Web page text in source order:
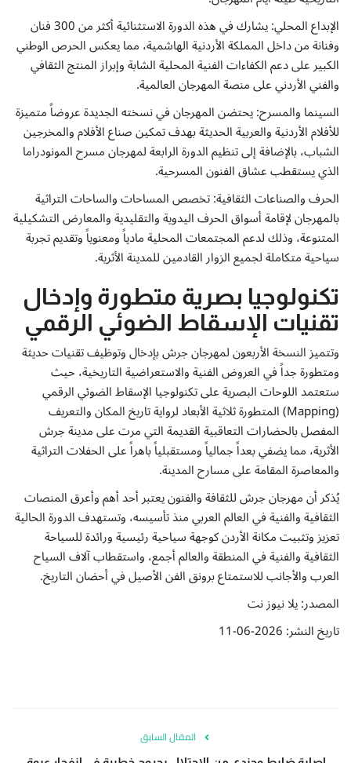
الإبداع المحلي: يشارك في هذه الدورة الاستثنائية أكثر من 300 فنان
وفنانة من داخل المملكة الأردنية الهاشمية، مما يعكس الحرص الوطني
الكبير على دعم الكفاءات الفنية المحلية الشابة وإبراز المنتج الثقافي
والفني الأردني على منصة المهرجان العالمية.
السينما والمسرح: يحتضن المهرجان في نسخته الجديدة عروضاً متميزة
للأفلام الأردنية والعربية الحديثة بهدف تمكين صناع الأفلام والمخرجين
الشباب، بالإضافة إلى تنظيم الدورة الرابعة لمهرجان مسرح المونودراما
الذي يستقطب عشاق الفنون المسرحية.
الحرف والصناعات الثقافية: تخصص المساحات والساحات التراثية
بالمهرجان لإقامة أسواق الحرف اليدوية والتقليدية والمعارض التشكيلية
المتنوعة، وذلك لدعم المجتمعات المحلية مادياً ومعنوياً وتقديم تجربة
سياحية متكاملة لجميع الزوار القادمين للمدينة الأثرية.
تكنولوجيا بصرية متطورة وإدخال
تقنيات الإسقاط الضوئي الرقمي
وتتميز النسخة الأربعون لمهرجان جرش بإدخال وتوظيف تقنيات حديثة
ومتطورة جداً في العروض الفنية والاستعراضية التاريخية، حيث
ستعتمد اللوحات البصرية على تكنولوجيا الإسقاط الضوئي الرقمي
(Mapping) المتطورة ثلاثية الأبعاد لرواية تاريخ المكان والتعريف
المفصل بالحضارات التعاقبية القديمة التي مرت على مدينة جرش
الأثرية، مما يضفي بعداً جمالياً ومستقبلياً باهراً على الحفلات التراثية
والمعاصرة المقامة على مسارح المدينة.
يُذكر أن مهرجان جرش للثقافة والفنون يعتبر أحد أهم وأعرق المنصات
الثقافية والفنية في العالم العربي منذ تأسيسه، وتستهدف الدورة الحالية
تعزيز وتثبيت مكانة الأردن كوجهة سياحية رئيسية ورائدة للسياحة
الثقافية والفنية في المنطقة والعالم أجمع، واستقطاب آلاف السياح
العرب والأجانب للاستمتاع برونق الفن الأصيل في أحضان التاريخ.
المصدر: يلا نيوز نت
تاريخ النشر: 2026-06-11
المقال السابق